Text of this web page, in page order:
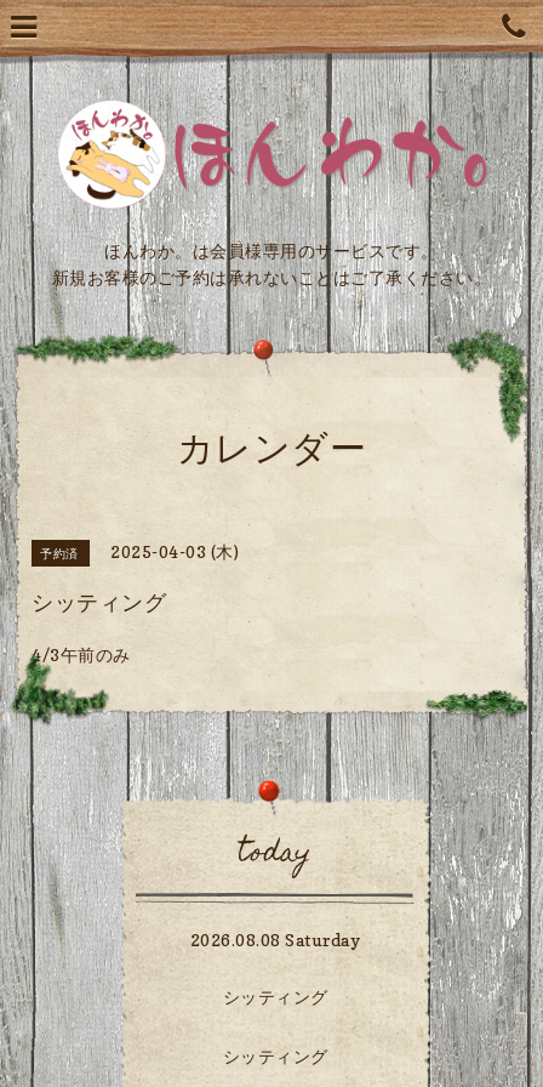
ほんわか。は会員様専用のサービスです。
新規お客様のご予約は承れないことはご了承ください。
カレンダー
予約済 2025-04-03 (木)
シッティング
4/3午前のみ
today
2026.08.08 Saturday
シッティング
シッティング